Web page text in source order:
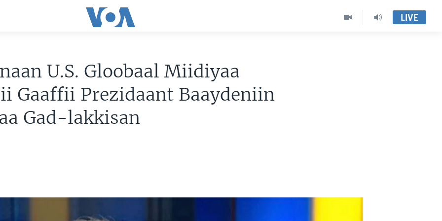
LIVE
U.S. Gloobaal Miidiyaa
Gaaffii Prezidaant Baaydeniin
Gad-lakkisan